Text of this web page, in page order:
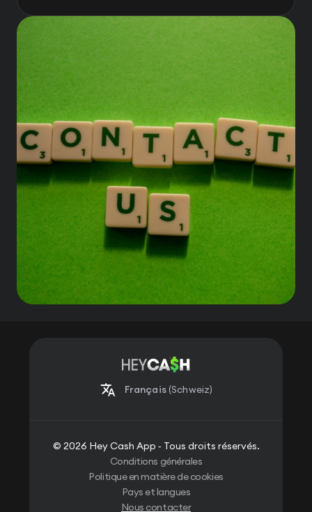
Français(Schweiz)
© 2026 Hey Cash App ‐ Tous droits réservés.
Conditions générales
Politique en matière de cookies
Pays et langues
Nous contacter